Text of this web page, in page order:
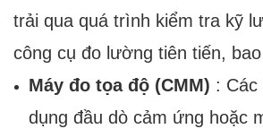
trải qua quá trình kiểm tra kỹ
công cụ đo lường tiên tiến,
Máy đo tọa độ (CMM) : Các
dụng đầu dò cảm ứng hoặc